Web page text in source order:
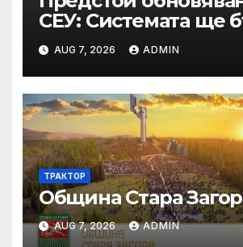
СЕУ: Системата ще
временно недостъпна на
и 11 август 2026 г.
AUG 7, 2026 ADMIN
ТРАКТОР
Община Стара
AUG 7, 2026 ADMIN